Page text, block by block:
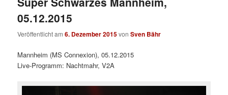
05.12.2015
Veröffentlicht am6. Dezember 2015vonSven Bähr
Mannheim (MS Connexion), 05.12.2015
Live-Programm: Nachtmahr, V2A